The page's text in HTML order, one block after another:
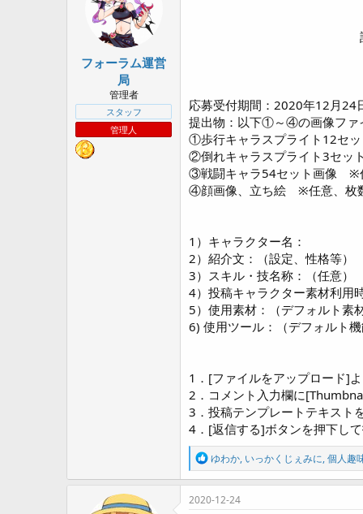
フォーラム運営
局
管理者
スタッフ
管理人
応募受付期間：2020年12月
提出物：以下①～④の画像ファ
①歩行キャラスプライト12セ
②倒れキャラスプライト3セッ
③戦闘キャラ54セット画像 ※
④顔画像、立ち絵 ※任意、枚
1）キャラクター名：
2）紹介文：（設定、性格等）
3）スキル・技名称：（任意）
4）投稿キャラクター素材利
5）使用素材：（デフォルト素
6) 使用ツール：（デフォルト
1．[ファイルをアップロード]
2．コメント入力欄に
3．投稿テンプレートテキスト
4．[返信する]ボタンを押下し
R
e
a
c
ゆわか, いっかくじぇみに,個人趣
2020-12-24